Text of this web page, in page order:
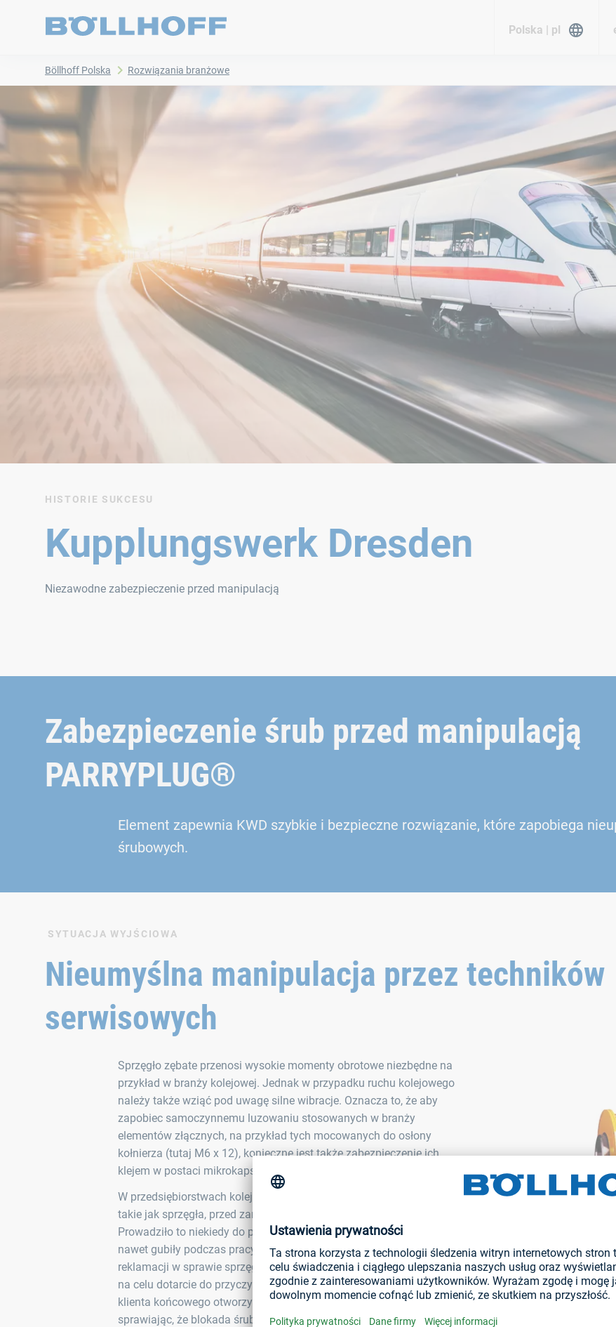
Polska | pl
Böllhoff Polska Rozwiązania branżowe
HISTORIE SUKCESU
Kupplungswerk Dresden
Niezawodne zabezpieczenie przed manipulacją
Zabezpieczenie śrub przed manipulacją
PARRYPLUG®
Element zapewnia KWD szybkie i bezpieczne rozwiązanie, które zapobiega
śrubowych.
SYTUACJA WYJŚCIOWA
Nieumyślna manipulacja przez techników
serwisowych
Sprzęgło zębate przenosi wysokie momenty obrotowe niezbędne na
przykład w branży kolejowej. Jednak w przypadku ruchu kolejowego
należy także wziąć pod uwagę silne wibracje. Oznacza to, że aby
zapobiec samoczynnemu luzowaniu stosowanych w branży
elementów złącznych, na przykład tych mocowanych do osłony
kołnierza (tutaj M6 x 12), konieczne jest także zabezpieczenie ich
klejem w postaci mikrokapsułek.
W przedsiębiorstwach kolejowych zdarza się, że produkty zastępcze,
takie jak sprzęgła, przed zamontowaniem są przechowywane latami.
Prowadziło to niekiedy do problemów, ponieważ śruby luzowały się, a
nawet gubiły podczas pracy, i było przyczyną kierowanych do KWD
reklamacji w sprawie sprzęgieł. W rezultacie serii spotkań mających
na celu dotarcie do przyczyny problemu okazało się, że serwisanci
klienta końcowego otworzyli pokrywy niektórych sprzęgieł,
sprawiając, że blokada śrubowa straciła skuteczność i śruby mogą
Obluzowane podczas pracy